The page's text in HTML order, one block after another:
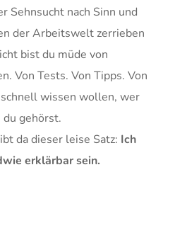
Sehnsucht nach Sinn und
der Arbeitswelt zerrieben
bist du müde von
Von Tests. Von Tipps. Von
wissen wollen, wer
gehörst.
da dieser leise Satz: Ich
erklärbar sein.